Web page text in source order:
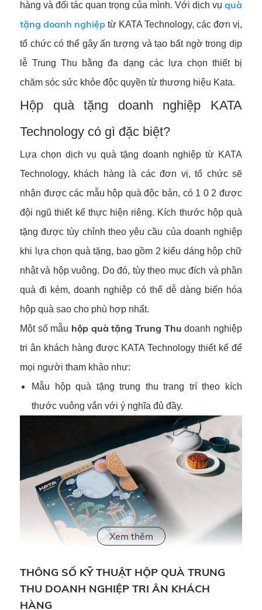
hàng và đối tác quan trọng của mình. Với dịch vụ quà
tặng doanh nghiệp từ KATA Technology, các đơn vị,
tổ chức có thể gây ấn tượng và tạo bất ngờ trong dịp
lễ Trung Thu bằng đa dạng các lựa chọn thiết bị
chăm sóc sức khỏe độc quyền từ thương hiệu Kata.
Hộp quà tặng doanh nghiệp KATA
Technology có gì đặc biệt?
Lựa chọn dịch vụ quà tặng doanh nghiệp từ KATA
Technology, khách hàng là các đơn vị, tổ chức sẽ
nhận được các mẫu hộp quà độc bản, có 1 0 2 được
đội ngũ thiết kế thực hiện riêng. Kích thước hộp quà
tặng được tùy chỉnh theo yêu cầu của doanh nghiệp
khi lựa chọn quà tặng, bao gồm 2 kiểu dáng hộp chữ
nhật và hộp vuông. Do đó, tùy theo mục đích và phần
quà đi kèm, doanh nghiệp có thể dễ dàng biến hóa
hộp quà sao cho phù hợp nhất.
Một số mẫu hộp quà tặng Trung Thu doanh nghiệp
tri ân khách hàng được KATA Technology thiết kế để
mọi người tham khảo như:
Mẫu hộp quà tặng trung thu trang trí theo kích
thước vuông vắn với ý nghĩa đủ đầy.
Mẫu hộp quà tặng doanh nghiệp dịp Trung Thu
hình chữ nhật phù hợp để bố trí nhiều sản phẩm,
THÔNG SỐ KỸ THUẬT HỘP QUÀ TRUNG
THU DOANH NGHIỆP TRI ÂN KHÁCH
HÀNG